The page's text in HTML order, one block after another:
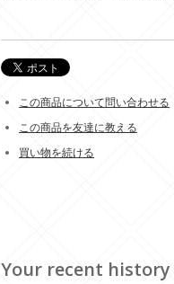
この商品について問い合わせる
この商品を友達に教える
買い物を続ける
Your recent history